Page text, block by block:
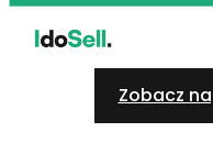
Zobacz